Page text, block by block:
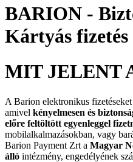
BARION -
Kártyás fizetés
MIT JELENT
A Barion elektronikus
amivel kényelmesen és
előre feltöltött egyenleggel
mobilalkalmazásokban, vagy
Barion Payment Zrt a Magyar
álló intézmény, engedélyének